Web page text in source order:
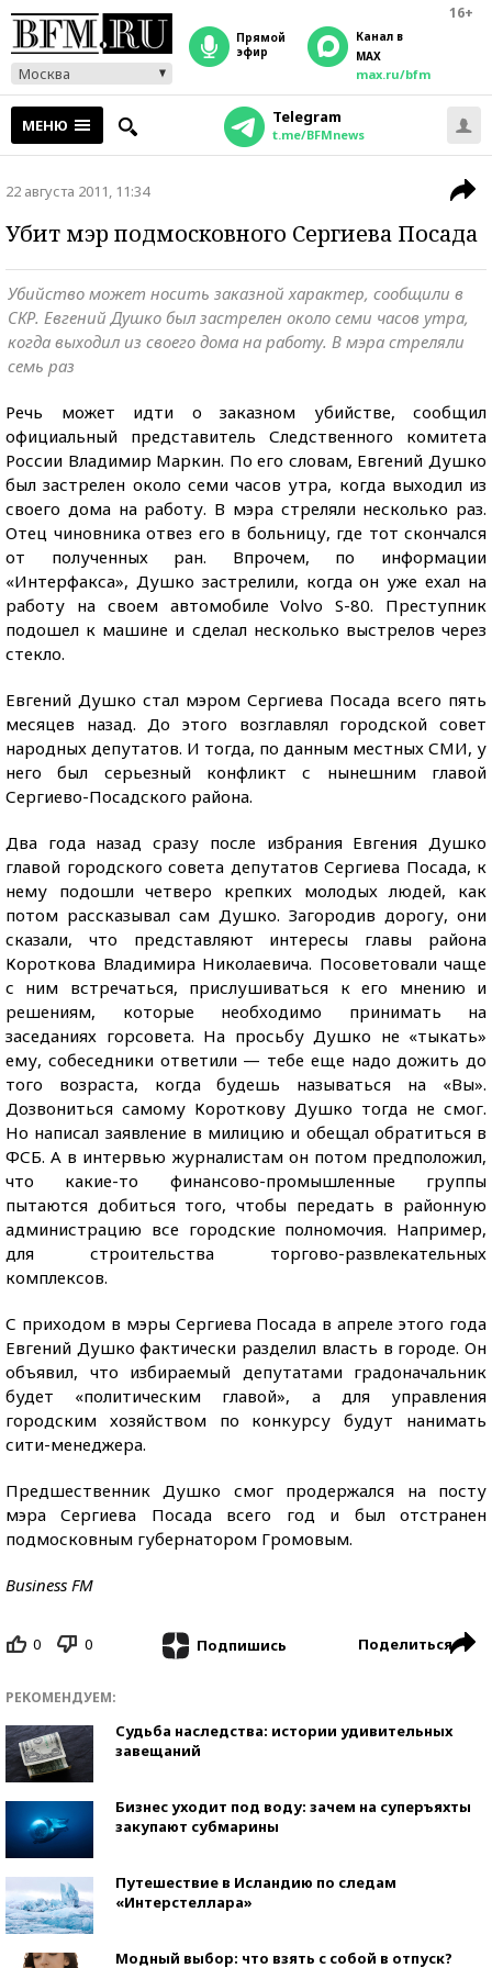
16+
Москва
прямой
эфир
Канал в
MAX
max.ru/bfm
МЕНЮ Telegram
t.me/BFMnews
22 августа 2011, 11:34
Убит мэр подмосковного Сергиева Посада
Убийство может носить заказной характер, сообщили в
СКР. Евгений Душко был застрелен около семи часов утра,
когда выходил из своего дома на работу. В мэра стреляли
семь раз
Речь может идти о заказном убийстве, сообщил
официальный представитель Следственного комитета
России Владимир Маркин. По его словам, Евгений Душко
был застрелен около семи часов утра, когда выходил из
своего дома на работу. В мэра стреляли несколько раз.
Отец чиновника отвез его в больницу, где тот скончался
от полученных ран. Впрочем, по информации
«Интерфакса», Душко застрелили, когда он уже ехал на
работу на своем автомобиле Volvo S-80. Преступник
подошел к машине и сделал несколько выстрелов через
стекло.
Евгений Душко стал мэром Сергиева Посада всего пять
месяцев назад. До этого возглавлял городской совет
народных депутатов. И тогда, по данным местных СМИ, у
него был серьезный конфликт с нынешним главой
Сергиево-Посадского района.
Два года назад сразу после избрания Евгения Душко
главой городского совета депутатов Сергиева Посада, к
нему подошли четверо крепких молодых людей, как
потом рассказывал сам Душко. Загородив дорогу, они
сказали, что представляют интересы главы района
Короткова Владимира Николаевича. Посоветовали чаще
с ним встречаться, прислушиваться к его мнению и
решениям, которые необходимо принимать на
заседаниях горсовета. На просьбу Душко не «тыкать»
ему, собеседники ответили — тебе еще надо дожить до
того возраста, когда будешь называться на «Вы».
Дозвониться самому Короткову Душко тогда не смог.
Но написал заявление в милицию и обещал обратиться в
ФСБ. А в интервью журналистам он потом предположил,
что какие-то финансово-промышленные группы
пытаются добиться того, чтобы передать в районную
администрацию все городские полномочия. Например,
для строительства торгово-развлекательных
комплексов.
С приходом в мэры Сергиева Посада в апреле этого года
Евгений Душко фактически разделил власть в городе. Он
объявил, что избираемый депутатами градоначальник
будет «политическим главой», а для управления
городским хозяйством по конкурсу будут нанимать
сити-менеджера.
Предшественник Душко смог продержался на посту
мэра Сергиева Посада всего год и был отстранен
подмосковным губернатором Громовым.
Business FM
0 0 Подпишись Поделиться
РЕКОМЕНДУЕМ:
Судьба наследства: истории удивительных
завещаний
Бизнес уходит под воду: зачем на суперъяхты
закупают субмарины
Путешествие в Исландию по следам
«Интерстеллара»
Модный выбор: что взять с собой в отпуск?